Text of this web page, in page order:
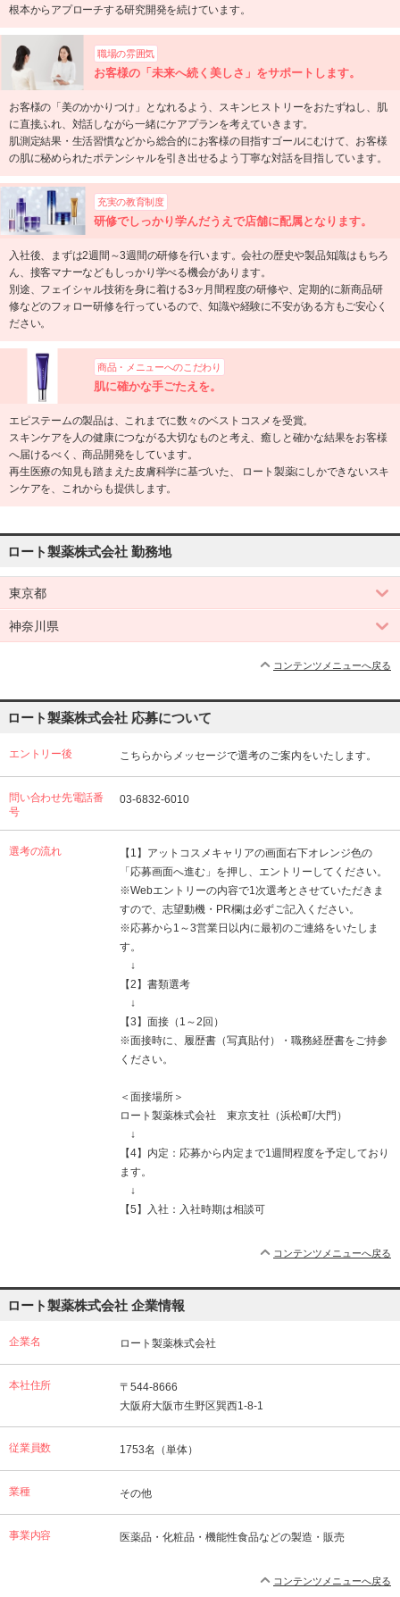
根本からアプローチする研究開発を続けています。
職場の雰囲気
お客様の「未来へ続く美しさ」をサポートします。
お客様の「美のかかりつけ」となれるよう、スキンヒストリーをおたずねし、肌
に直接ふれ、対話しながら一緒にケアプランを考えていきます。
肌測定結果・生活習慣などから総合的にお客様の目指すゴールにむけて、お客様
の肌に秘められたポテンシャルを引き出せるよう丁寧な対話を目指しています。
充実の教育制度
研修でしっかり学んだうえで店舗に配属となります。
入社後、まずは2週間～3週間の研修を行います。会社の歴史や製品知識はもちろ
ん、接客マナーなどもしっかり学べる機会があります。
別途、フェイシャル技術を身に着ける3ヶ月間程度の研修や、定期的に新商品研
修などのフォロー研修を行っているので、知識や経験に不安がある方もご安心く
ださい。
商品・メニューへのこだわり
肌に確かな手ごたえを。
エピステームの製品は、これまでに数々のベストコスメを受賞。
スキンケアを人の健康につながる大切なものと考え、癒しと確かな結果をお客様
へ届けるべく、商品開発をしています。
再生医療の知見も踏まえた皮膚科学に基づいた、 ロート製薬にしかできないスキ
ンケアを、これからも提供します。
ロート製薬株式会社 勤務地
東京都
神奈川県
コンテンツメニューへ戻る
ロート製薬株式会社 応募について
エントリー後 こちらからメッセージで選考のご案内をいたします。
問い合わせ先電話番
号
03-6832-6010
選考の流れ
【1】アットコスメキャリアの画面右下オレンジ色の
「応募画面へ進む」を押し、エントリーしてください。
※Webエントリーの内容で1次選考とさせていただきま
すので、志望動機・PR欄は必ずご記入ください。
※応募から1～3営業日以内に最初のご連絡をいたしま
す。
↓
【2】書類選考
↓
【3】面接（1～2回）
※面接時に、履歴書（写真貼付）・職務経歴書をご持参
ください。
＜面接場所＞
ロート製薬株式会社 東京支社（浜松町/大門）
↓
【4】内定：応募から内定まで1週間程度を予定しており
ます。
↓
【5】入社：入社時期は相談可
コンテンツメニューへ戻る
ロート製薬株式会社 企業情報
企業名 ロート製薬株式会社
本社住所
〒544-8666
大阪府大阪市生野区巽西1-8-1
従業員数 1753名（単体）
業種 その他
事業内容 医薬品・化粧品・機能性食品などの製造・販売
コンテンツメニューへ戻る